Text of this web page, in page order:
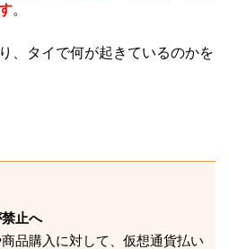
。
、タイで何が起きているのかを
止へ
品購入に対して、仮想通貨払い